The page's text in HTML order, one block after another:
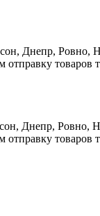
Днепр,
товаров
Днепр,
товаров